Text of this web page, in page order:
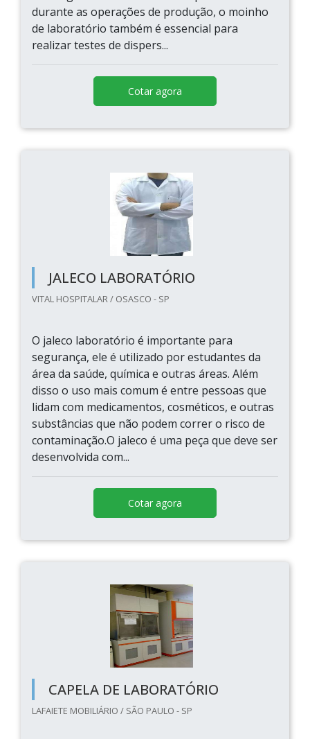
durante as operações de produção, o moinho
de laboratório também é essencial para
realizar testes de dispers...
Cotar agora
JALECO LABORATÓRIO
VITAL HOSPITALAR / OSASCO - SP
O jaleco laboratório é importante para
segurança, ele é utilizado por estudantes da
área da saúde, química e outras áreas. Além
disso o uso mais comum é entre pessoas que
lidam com medicamentos, cosméticos, e outras
substâncias que não podem correr o risco de
contaminação.O jaleco é uma peça que deve ser
desenvolvida com...
Cotar agora
CAPELA DE LABORATÓRIO
LAFAIETE MOBILIÁRIO / SÃO PAULO - SP